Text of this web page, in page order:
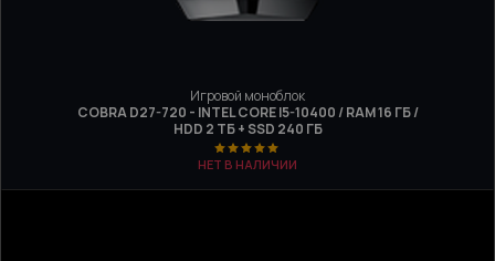
Игровой моноблок
COBRA D27-720 - INTEL CORE I5-10400 / RAM 16 ГБ /
HDD 2 ТБ + SSD 240 ГБ
НЕТ В НАЛИЧИИ